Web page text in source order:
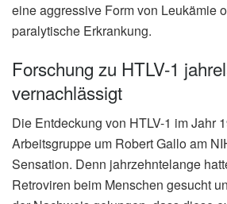
eine aggressive Form von Leukämie
paralytische Erkrankung.
Forschung zu HTLV-1
vernachlässigt
Die Entdeckung von HTLV-1 im Jahr
Arbeitsgruppe um Robert Gallo am
Sensation. Denn jahrzehntelange
Retroviren beim Menschen gesucht